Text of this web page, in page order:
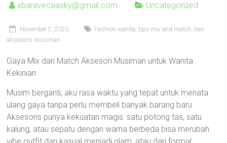
xbaravecaasky@gmail.com Uncategorized
November 2, 2025
Fashion wanita, tips mix and match, tren
aksesoris musiman
Gaya Mix dan Match Aksesori Musiman untuk Wanita
Kekinian
Musim berganti, aku rasa waktu yang tepat untuk menata
ulang gaya tanpa perlu membeli banyak barang baru.
Aksesoris punya kekuatan magis: satu potong tas, satu
kalung, atau sepatu dengan warna berbeda bisa merubah